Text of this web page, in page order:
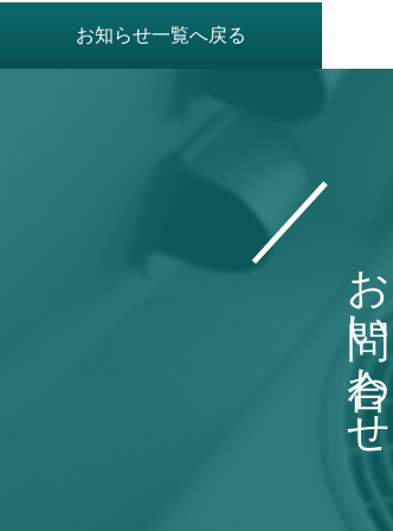
お知らせ一覧へ戻る
お問い合わせ